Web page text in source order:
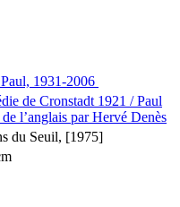
1931-2006
de Cronstadt 1921 / Paul
l’anglais par Hervé Denès
du Seuil, [1975]